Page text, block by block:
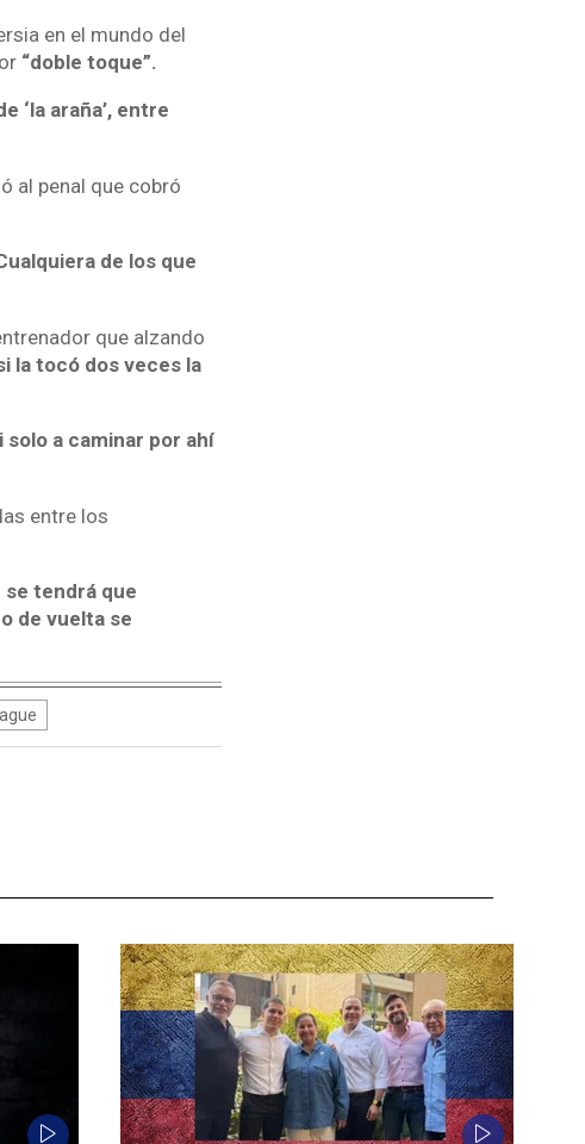
en el mundo del
“doble toque”.
‘la araña’, entre
al penal que cobró
de los que
que alzando
la tocó dos veces la
solo a caminar por ahí
entre los
se tendrá que
de vuelta se